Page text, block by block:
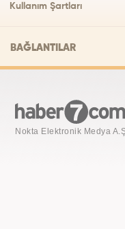
Kullanım Şartları
BAĞLANTILAR
Nokta Elektronik Medya